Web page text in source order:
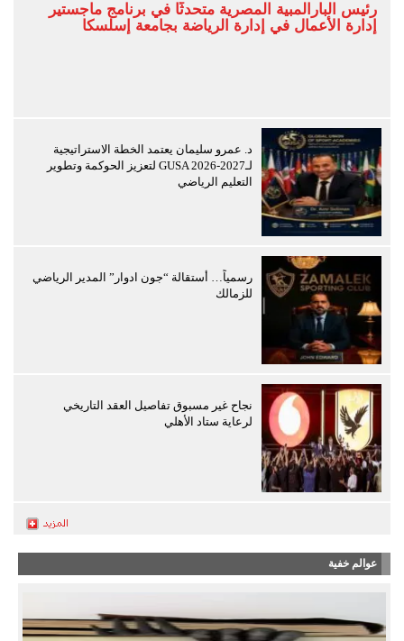
رئيس البارالمبية المصرية متحدثًا في برنامج ماجستير
إدارة الأعمال في إدارة الرياضة بجامعة إسلسكا
د. عمرو سليمان يعتمد الخطة الاستراتيجية
لـGUSA 2026-2027 لتعزيز الحوكمة وتطوير
التعليم الرياضي
رسمياً… أستقالة “جون ادوار” المدير الرياضي
للزمالك
نجاح غير مسبوق تفاصيل العقد التاريخي
لرعاية ستاد الأهلي
عوالم خفية